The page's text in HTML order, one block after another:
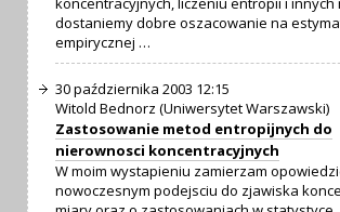
dostaniemy dobre oszacowanie na
empirycznej …
30 października 2003 12:15
Witold Bednorz (Uniwersytet Warszawski)
Zastosowanie metod entropijnych do
nierownosci koncentracyjnych
W moim wystapieniu zamierzam
nowoczesnym podejsciu do zjawiska